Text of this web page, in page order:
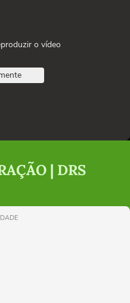
o vídeo
| DRS